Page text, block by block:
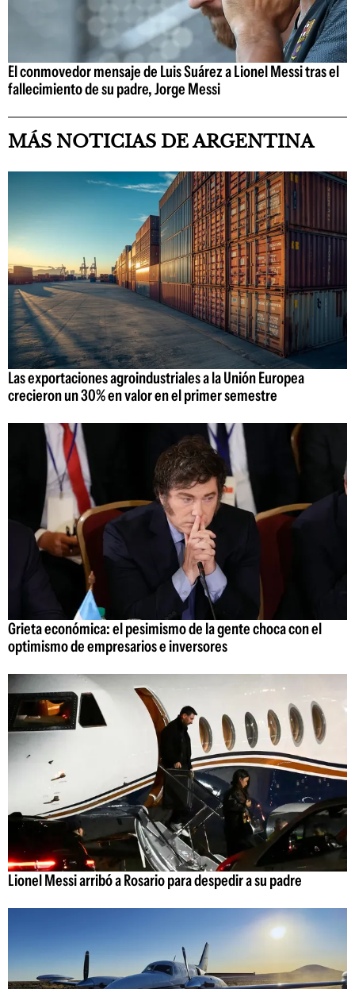
El conmovedor mensaje de Luis Suárez a Lionel Messi tras el
fallecimiento de su padre, Jorge Messi
MÁS NOTICIAS DE ARGENTINA
Las exportaciones agroindustriales a la Unión Europea
crecieron un 30% en valor en el primer semestre
Grieta económica: el pesimismo de la gente choca con el
optimismo de empresarios e inversores
Lionel Messi arribó a Rosario para despedir a su padre